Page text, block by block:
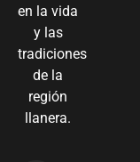
en la vida
y las
tradiciones
de la
región
llanera.